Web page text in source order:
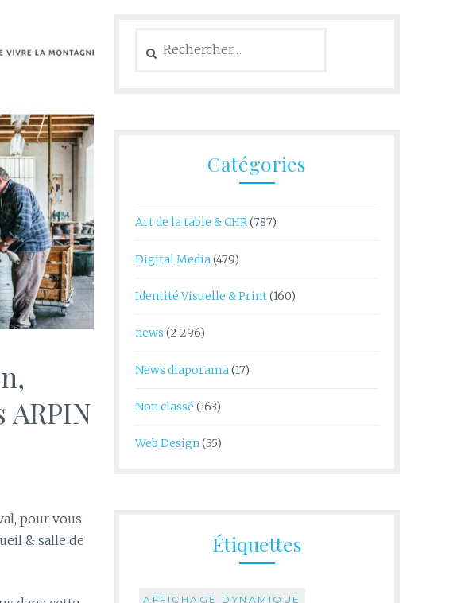
pour vous
& salle de
Catégories
Art de la table & CHR(787)
Digital Media (479)
Identité Visuelle & Print(160)
news (2 296)
News diaporama(17)
Non classé (163)
Web Design(35)
Étiquettes
AFFICHAGE DYNAMIQUE